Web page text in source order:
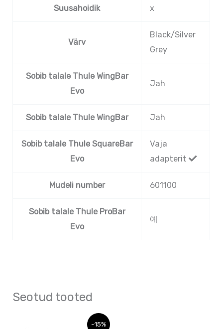
Suusahoidik x
Värv
Black/Silver
Grey
Sobib talale Thule WingBar
Evo
Jah
Sobib talale Thule WingBar Jah
Sobib talale Thule SquareBar
Evo
Vaja
adapterit
Mudeli number 601100
Sobib talale Thule ProBar
Evo
예
Seotud tooted
-15%